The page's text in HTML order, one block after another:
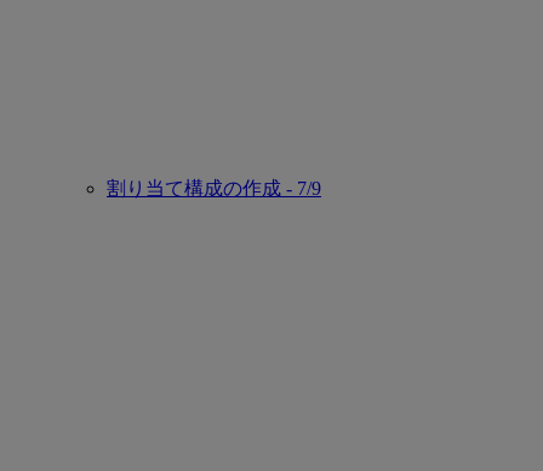
割り当て構成の作成 - 7/9